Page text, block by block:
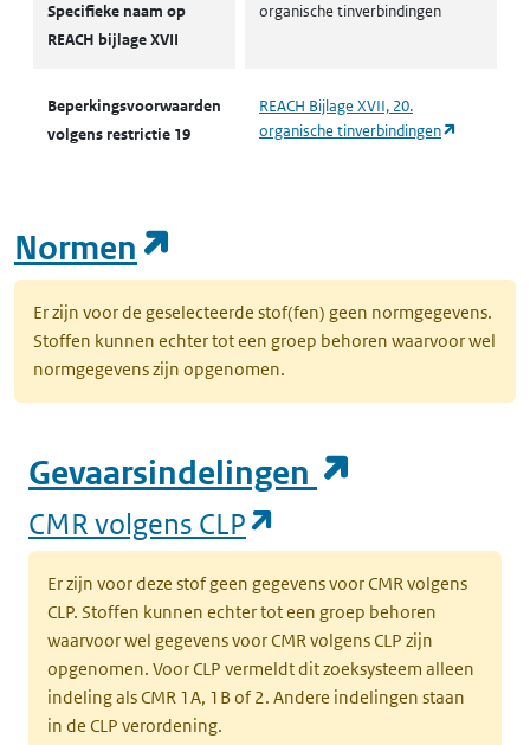
Specifieke naam op
REACH bijlage XVII
organische tinverbindingen
Beperkingsvoorwaarden
volgens restrictie 19
REACH Bijlage XVII, 20.
organische tinverbindingen
Normen
Er zijn voor de geselecteerde stof(fen) geen normgegevens.
Stoffen kunnen echter tot een groep behoren waarvoor wel
normgegevens zijn opgenomen.
Gevaarsindelingen
CMR volgens CLP
Er zijn voor deze stof geen gegevens voor CMR volgens
CLP. Stoffen kunnen echter tot een groep behoren
waarvoor wel gegevens voor CMR volgens CLP zijn
opgenomen. Voor CLP vermeldt dit zoeksysteem alleen
indeling als CMR 1A, 1B of 2. Andere indelingen staan
in de CLP verordening.